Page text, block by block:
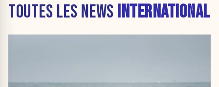
TOUTES LES NEWS INTERNATIONAL